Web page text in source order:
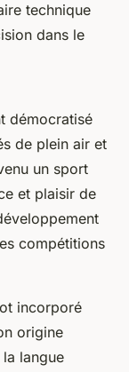
technique
dans le
démocratisé
de plein air et
un sport
et plaisir de
compétitions
incorporé
origine
langue